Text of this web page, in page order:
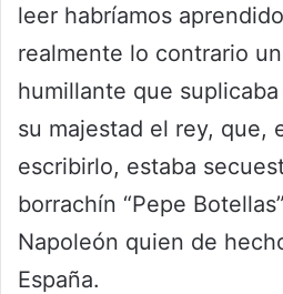
leer habríamos
realmente lo contrario
humillante que
su majestad el rey, que,
escribirlo, estaba
borrachín “Pepe
Napoleón quien de
España.